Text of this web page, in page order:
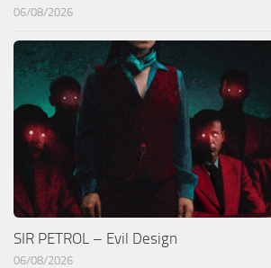
06/08/2026
SIR PETROL – Evil Design
06/08/2026